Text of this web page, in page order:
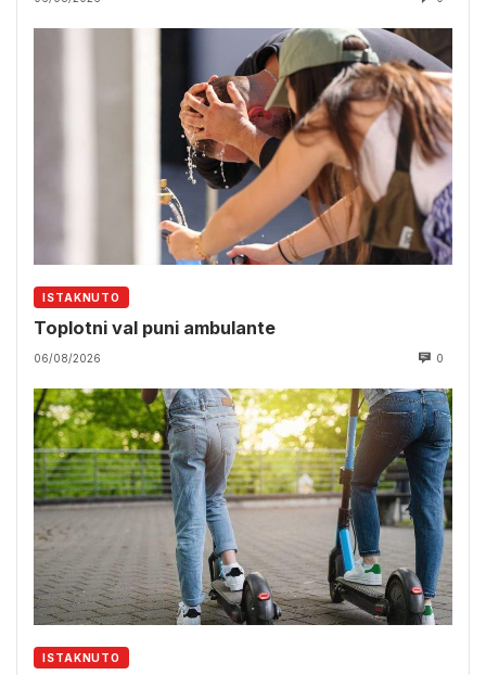
ISTAKNUTO
Toplotni val puni ambulante
06/08/2026 0
ISTAKNUTO